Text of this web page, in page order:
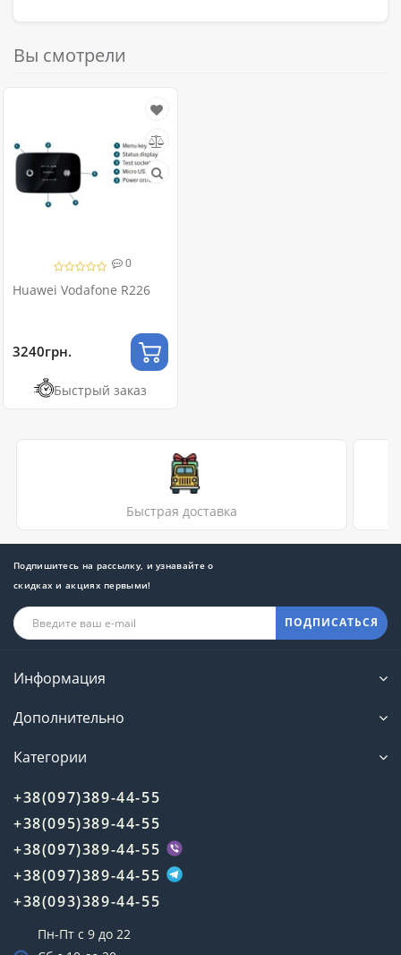
Вы смотрели
0
Huawei Vodafone R226
3240грн.
Быстрый заказ
Быстрая доставка
Подпишитесь на рассылку, и узнавайте о
скидках и акциях первыми!
ПОДПИСАТЬСЯ
Информация
Дополнительно
Категории
+38(097)389-44-55
+38(095)389-44-55
+38(097)389-44-55
+38(097)389-44-55
+38(093)389-44-55
Пн-Пт с 9 до 22